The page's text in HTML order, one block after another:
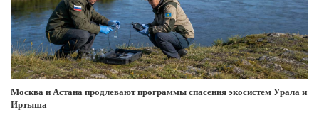
Москва и Астана продлевают программы спасения экосистем Урала и
Иртыша